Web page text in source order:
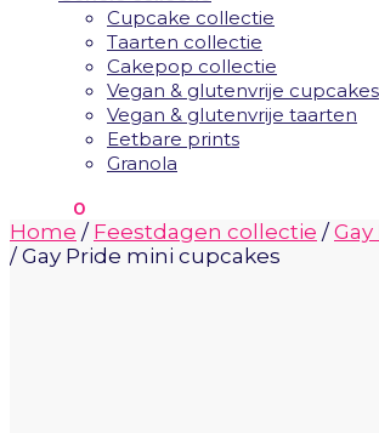
Cupcake collectie
Taarten collectie
Cakepop collectie
Vegan & glutenvrije cupcakes
Vegan & glutenvrije taarten
Eetbare prints
Granola
0
Home / Feestdagen collectie /
/ Gay Pride mini cupcakes